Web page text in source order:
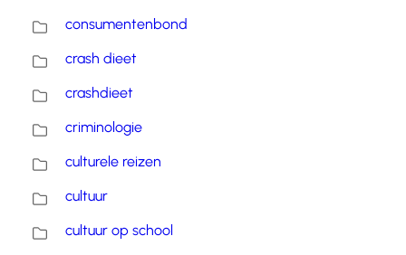
consumentenbond
crash dieet
crashdieet
criminologie
culturele reizen
cultuur
cultuur op school